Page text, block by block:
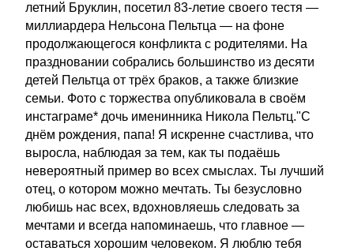
летний Бруклин, посетил 83-летие своего тестя —
миллиардера Нельсона Пельтца — на фоне
продолжающегося конфликта с родителями. На
праздновании собрались большинство из десяти
детей Пельтца от трёх браков, а также близкие
семьи. Фото с торжества опубликовала в своём
инстаграме* дочь именинника Никола Пельтц."С
днём рождения, папа! Я искренне счастлива, что
выросла, наблюдая за тем, как ты подаёшь
невероятный пример во всех смыслах. Ты лучший
отец, о котором можно мечтать. Ты безусловно
любишь нас всех, вдохновляешь следовать за
мечтами и всегда напоминаешь, что главное —
оставаться хорошим человеком. Я люблю тебя